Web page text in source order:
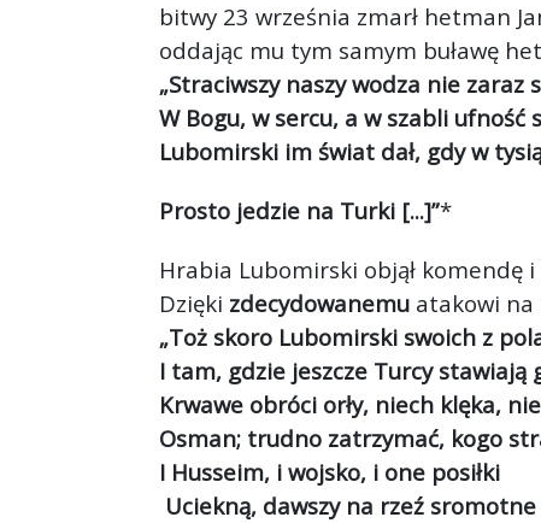
bitwy 23 września zmarł hetman
oddając mu tym samym buławę
„Straciwszy naszy wodza nie zaraz
W Bogu, w sercu, a w szabli ufność
Lubomirski im świat dał, gdy w
Prosto jedzie na Turki [...]”*
Hrabia Lubomirski objął komendę
Dzięki zdecydowanemu atakowi na
„Toż skoro Lubomirski swoich z
I tam, gdzie jeszcze Turcy stawiają
Krwawe obróci orły, niech klęka,
Osman; trudno zatrzymać, kogo
I Husseim, i wojsko, i one posiłki
Uciekną, dawszy na rzeź sromotne